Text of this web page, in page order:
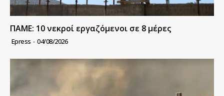
ΠΑΜΕ: 10 νεκροί εργαζόμενοι σε 8 μέρες
Epress - 04/08/2026